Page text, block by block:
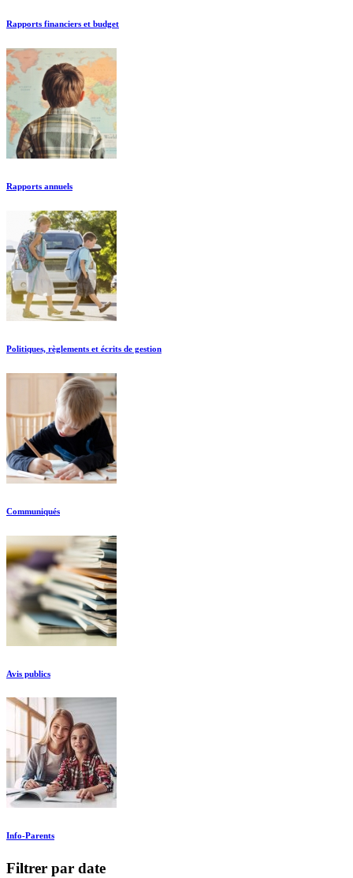
Rapports financiers et budget
Rapports annuels
Politiques, règlements et écrits de gestion
Communiqués
Avis publics
Info-Parents
Filtrer par date